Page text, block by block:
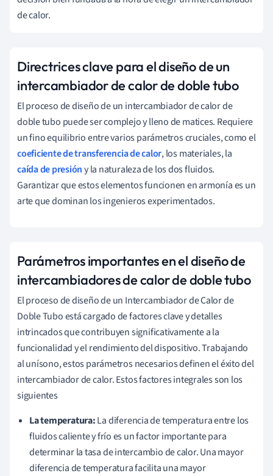
de calor.
Directrices clave para el diseño de un
intercambiador de calor de doble tubo
El proceso de diseño de un intercambiador de calor de
doble tubo puede ser complejo y lleno de matices. Requiere
un fino equilibrio entre varios parámetros cruciales, como el
coeficiente de transferencia de calor, los materiales, la
caída de presióny la naturaleza de los dos fluidos.
Garantizar que estos elementos funcionen en armonía es un
arte que dominan los ingenieros experimentados.
Parámetros importantes en el diseño de
intercambiadores de calor de doble tubo
El proceso de diseño de un Intercambiador de Calor de
Doble Tubo está cargado de factores clave y detalles
intrincados que contribuyen significativamente a la
funcionalidad y el rendimiento del dispositivo. Trabajando
al unísono, estos parámetros necesarios definen el éxito del
intercambiador de calor. Estos factores integrales son los
siguientes
La temperatura:La diferencia de temperatura entre los
fluidos caliente y frío es un factor importante para
determinar la tasa de intercambio de calor. Una mayor
diferencia de temperatura facilita una mayor